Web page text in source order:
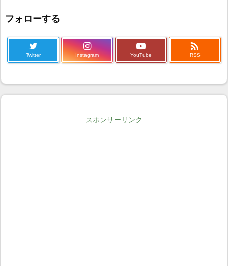
フォローする
Twitter Instagram YouTube

RSS
スポンサーリンク